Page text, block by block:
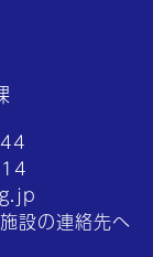
設の連絡先へ